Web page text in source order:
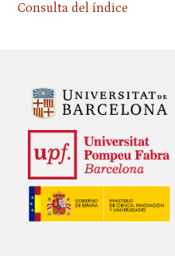
Consulta del índice